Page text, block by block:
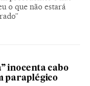
o que não estará
inocenta cabo
paraplégico